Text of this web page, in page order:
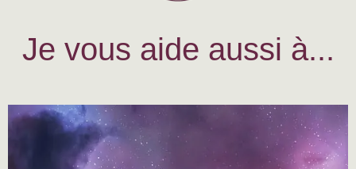
Je vous aide aussi à...